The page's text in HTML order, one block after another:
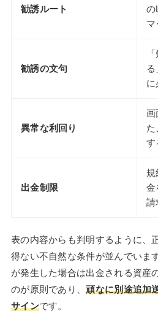
勧誘ルート
の
マ
勧誘の文句
に
異常な利回り
画
た
す
出金制限
規
金
請
表の内容からも判明するように、
得ない不自然な条件が並んでいま
が発生した場合は出金される資産
のが原則であり、頑なに別途追加
サインです。